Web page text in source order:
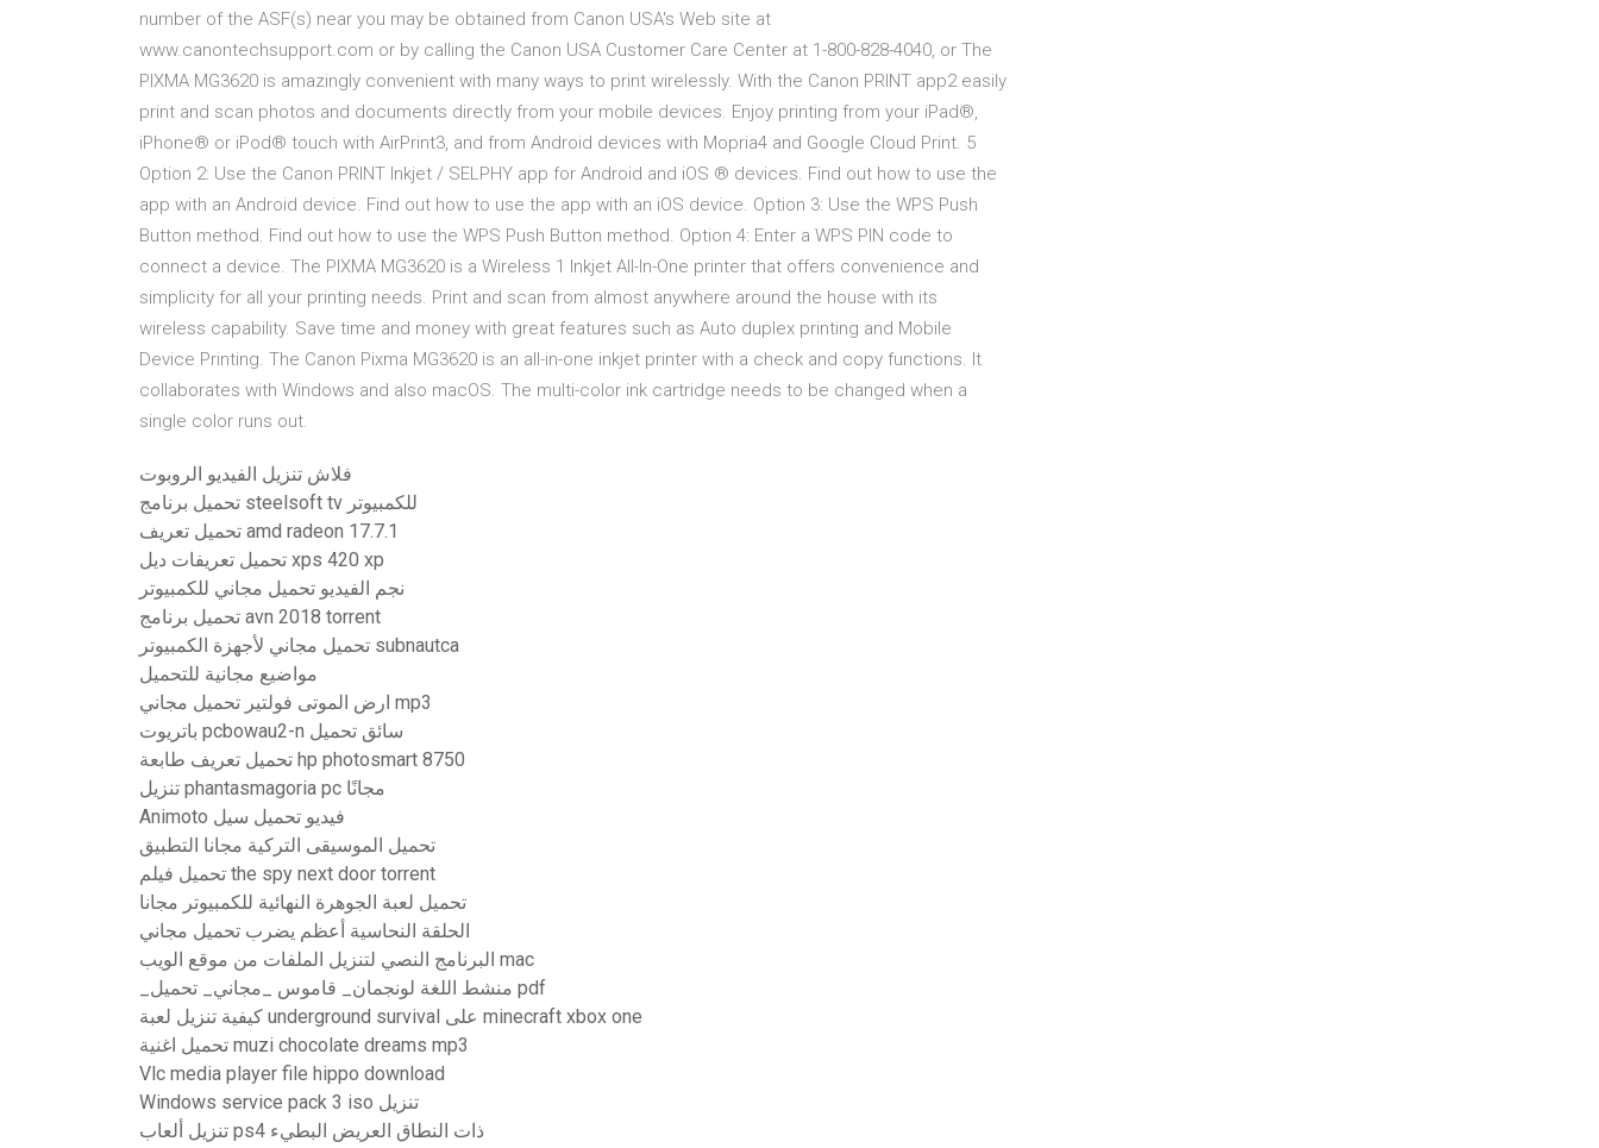
number of the ASF(s) near you may be obtained from Canon USA's Web site at
www.canontechsupport.com or by calling the Canon USA Customer Care Center at 1-800-828-4040, or The
PIXMA MG3620 is amazingly convenient with many ways to print wirelessly. With the Canon PRINT app2 easily
print and scan photos and documents directly from your mobile devices. Enjoy printing from your iPad®,
iPhone® or iPod® touch with AirPrint3, and from Android devices with Mopria4 and Google Cloud Print. 5
Option 2: Use the Canon PRINT Inkjet / SELPHY app for Android and iOS ® devices. Find out how to use the
app with an Android device. Find out how to use the app with an iOS device. Option 3: Use the WPS Push
Button method. Find out how to use the WPS Push Button method. Option 4: Enter a WPS PIN code to
connect a device. The PIXMA MG3620 is a Wireless 1 Inkjet All-In-One printer that offers convenience and
simplicity for all your printing needs. Print and scan from almost anywhere around the house with its
wireless capability. Save time and money with great features such as Auto duplex printing and Mobile
Device Printing. The Canon Pixma MG3620 is an all-in-one inkjet printer with a check and copy functions. It
collaborates with Windows and also macOS. The multi-color ink cartridge needs to be changed when a
single color runs out.
فلاش تنزيل الفيديو الروبوت
تحميل برنامج steelsoft tv للكمبيوتر
تحميل تعريف amd radeon 17.7.1
تحميل تعريفات ديل xps 420 xp
نجم الفيديو تحميل مجاني للكمبيوتر
تحميل برنامج avn 2018 torrent
تحميل مجاني لأجهزة الكمبيوتر subnautca
مواضيع مجانية للتحميل
ارض الموتى فولتير تحميل مجاني mp3
باتريوت pcbowau2-n سائق تحميل
تحميل تعريف طابعة hp photosmart 8750
تنزيل phantasmagoria pc مجانًا
Animoto فيديو تحميل سيل
تحميل الموسيقى التركية مجانا التطبيق
تحميل فيلم the spy next door torrent
تحميل لعبة الجوهرة النهائية للكمبيوتر مجانا
الحلقة النحاسية أعظم يضرب تحميل مجاني
البرنامج النصي لتنزيل الملفات من موقع الويب mac
_منشط اللغة لونجمان_ قاموس _مجاني_ تحميل pdf
كيفية تنزيل لعبة underground survival على minecraft xbox one
تحميل اغنية muzi chocolate dreams mp3
Vlc media player file hippo download
Windows service pack 3 iso تنزيل
تنزيل ألعاب ps4 ذات النطاق العريض البطيء